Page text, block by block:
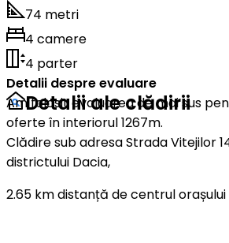
74 metri
4 camere
4 parter
Detalii despre evaluare
Am folosit evaluarea de mai sus
oferte în interiorul 1267m.
Detalii ale clădirii
Clădire sub adresa Strada Vitejilor
districtului Dacia,
2.65 km distanță de centrul